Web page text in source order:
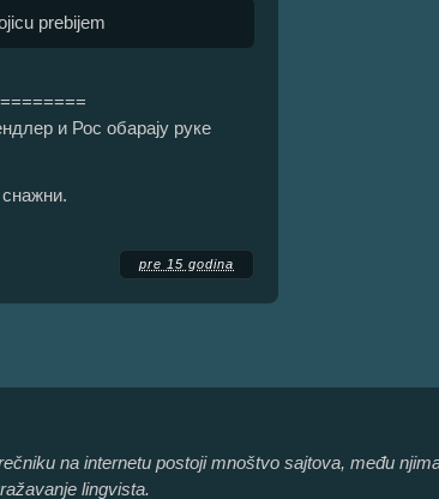
prebijem
и Рос обарају руке
pre 15 godina
na internetu postoji mnoštvo sajtova, među
lingvista.